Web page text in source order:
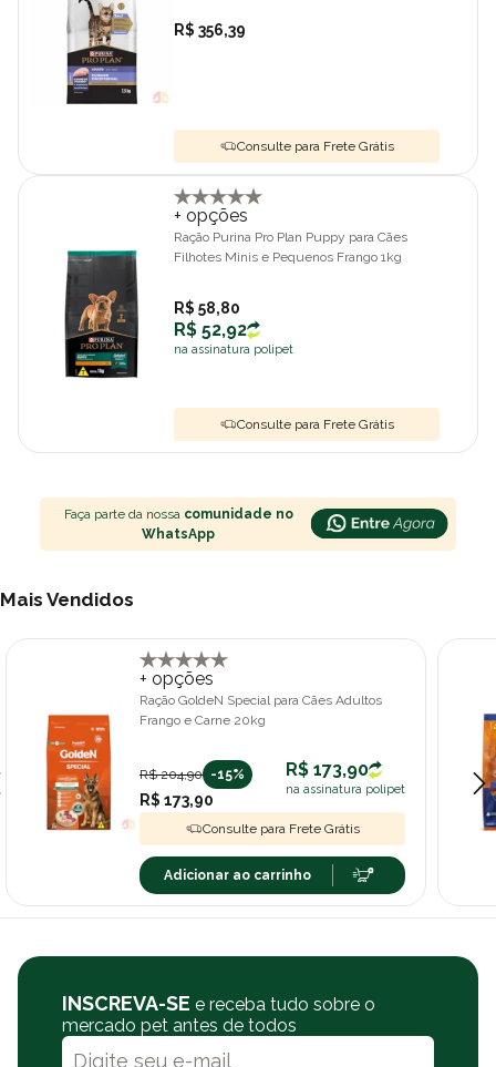
R$ 356,39
Consulte para Frete Grátis
+ opções
Ração Purina Pro Plan Puppy para Cães
Filhotes Minis e Pequenos Frango 1kg
R$ 58,80
R$ 52,92
na assinatura polipet
Consulte para Frete Grátis
Faça parte da nossa comunidade no
WhatsApp
Mais Vendidos
+ opções
Ração GoldeN Special para Cães Adultos
Frango e Carne 20kg
R$ 204,90 -15%
R$ 173,90
R$ 173,90
na assinatura polipet
Consulte para Frete Grátis
Adicionar ao carrinho
INSCREVA-SE e receba tudo sobre o
mercado pet antes de todos